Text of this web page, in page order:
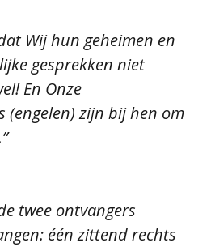
Wij hun geheimen en
gesprekken niet
En Onze
(engelen) zijn bij hen om
twee ontvangers
één zittend rechts